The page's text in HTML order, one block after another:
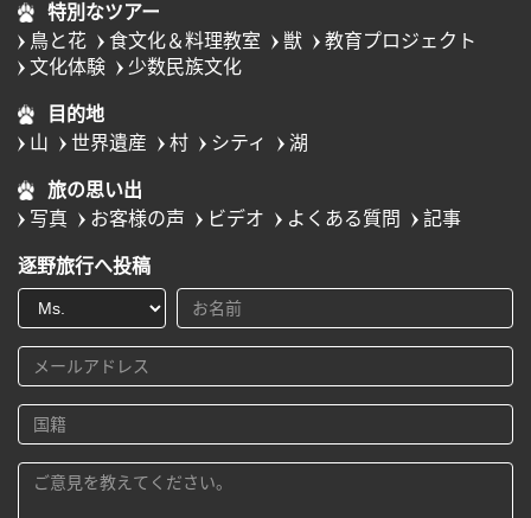
特別なツアー
鳥と花
食文化＆料理教室 獣
教育プロジェクト
文化体験
少数民族文化
目的地
山
世界遺産 村 シティ 湖
旅の思い出
写真
お客様の声 ビデオ よくある質問 記事
逐野旅行へ投稿